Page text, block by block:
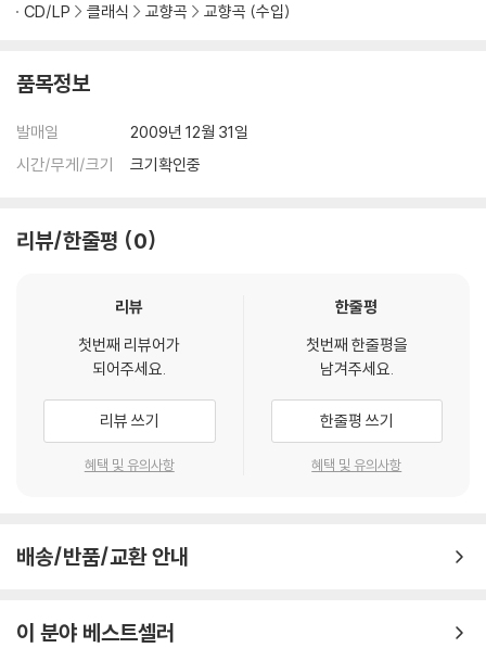
CD/LP 클래식 교향곡 교향곡 (수입)
품목정보
발매일
2009년 12월 31일
시간/무게/크기
크기확인중
리뷰/한줄평 0
리뷰
첫번째 리뷰어가
되어주세요.
리뷰 쓰기
혜택 및 유의사항
한줄평
첫번째 한줄평을
남겨주세요.
한줄평 쓰기
혜택 및 유의사항
배송/반품/교환 안내
이 분야 베스트셀러